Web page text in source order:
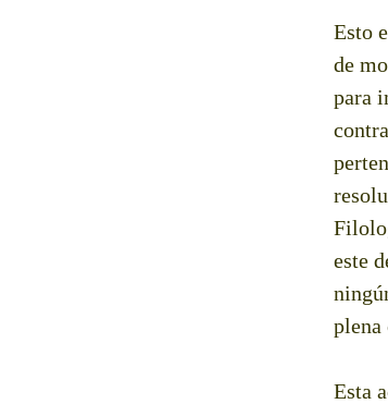
Esto
de
para
este
plena
Esta